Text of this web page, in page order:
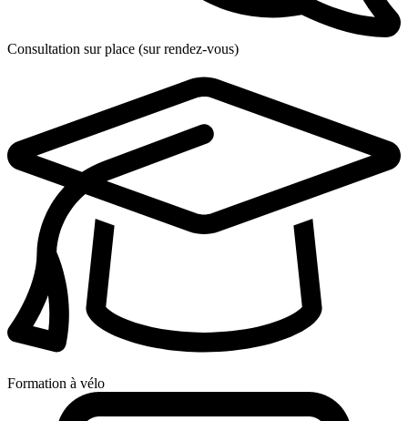
Consultation sur place (sur rendez-vous)
Formation à vélo